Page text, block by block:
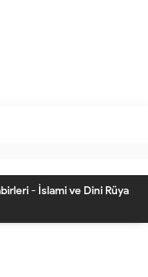
- İslami ve Dini Rüya